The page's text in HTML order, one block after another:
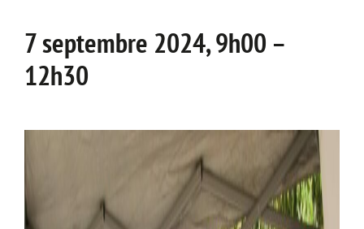
7 septembre 2024, 9h00 –
12h30